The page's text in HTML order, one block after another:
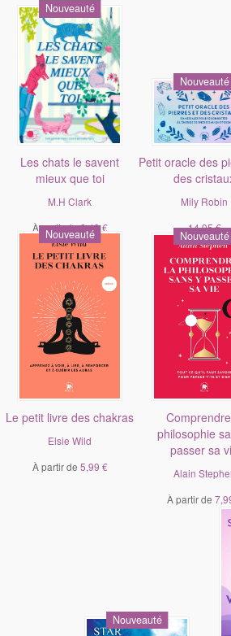
Nouveauté
Les chats le savent
mieux que toi
M.H Clark
À partir de8,49 €
Nouveauté
Petit oracle des
des
Mily Robin
14,95 €
Nouveauté
Le petit livre des chakras
Elsie Wild
À partir de 5,99 €
Nouveauté
philosophie
passer sa
Alain
À partir de
Nouveauté